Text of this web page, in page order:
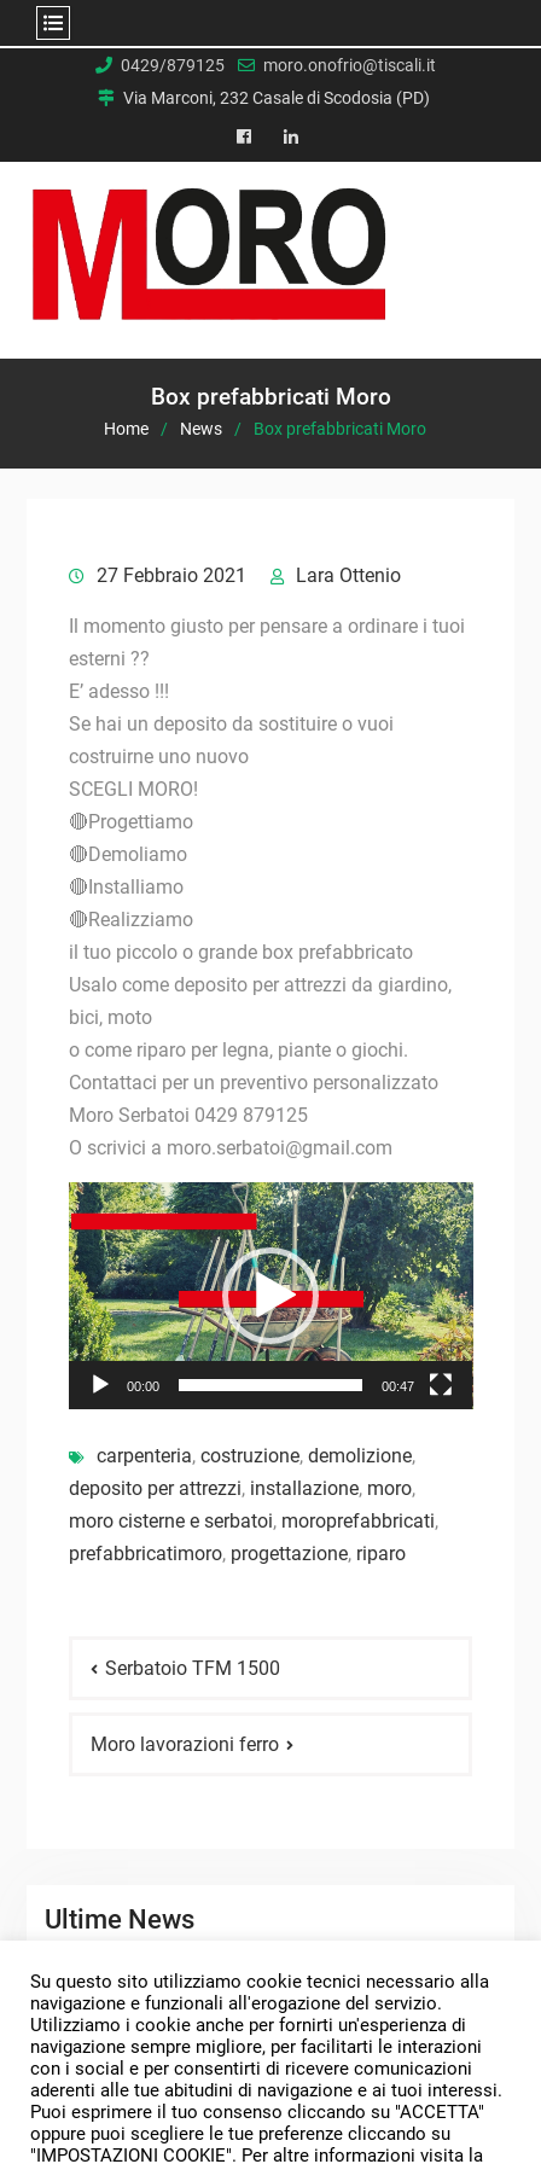
0429/879125
moro.onofrio@tiscali.it
Via Marconi, 232 Casale di Scodosia (PD)
facebookLinkedin
Box prefabbricati Moro
Home News Box prefabbricati Moro
27 Febbraio 2021 Lara Ottenio
Il momento giusto per pensare a ordinare i tuoi
esterni ??
E’ adesso !!!
Se hai un deposito da sostituire o vuoi
costruirne uno nuovo
SCEGLI MORO!
🔴Progettiamo
🔴Demoliamo
🔴Installiamo
🔴Realizziamo
il tuo piccolo o grande box prefabbricato
Usalo come deposito per attrezzi da giardino,
bici, moto
o come riparo per legna, piante o giochi.
Contattaci per un preventivo personalizzato
Moro Serbatoi 0429 879125
O scrivici a moro.serbatoi@gmail.com
Video
Player
00:00 00:47
carpenteria, costruzione, demolizione,
deposito per attrezzi, installazione, moro,
moro cisterne e serbatoi, moroprefabbricati,
prefabbricatimoro, progettazione, riparo
articoli
Serbatoio TFM 1500
Moro lavorazioni ferro
Ultime News
SERBATOI DI STOCCAGGIO PERSONALIZZATI
MORO SERBATOI PROGETTI 2025
SERENO E PROSPERO ANNO NUOVO
Su questo sito utilizziamo cookie tecnici necessario alla
navigazione e funzionali all'erogazione del servizio.
Utilizziamo i cookie anche per fornirti un'esperienza di
navigazione sempre migliore, per facilitarti le interazioni
con i social e per consentirti di ricevere comunicazioni
aderenti alle tue abitudini di navigazione e ai tuoi interessi.
Puoi esprimere il tuo consenso cliccando su "ACCETTA"
oppure puoi scegliere le tue preferenze cliccando su
"IMPOSTAZIONI COOKIE". Per altre informazioni visita la